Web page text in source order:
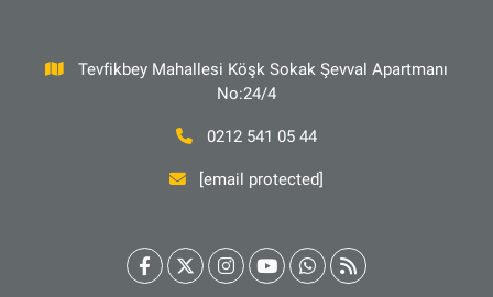
Tevfikbey Mahallesi Köşk Sokak Şevval Apartmanı
No:24/4
0212 541 05 44
[email protected]